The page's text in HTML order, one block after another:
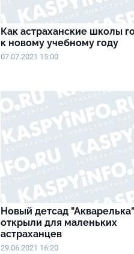
Как астраханские школы
к новому учебному году
07.07.2021 15:00
Новый детсад "Акварелька"
открыли для маленьких
астраханцев
29.06.2021 16:20